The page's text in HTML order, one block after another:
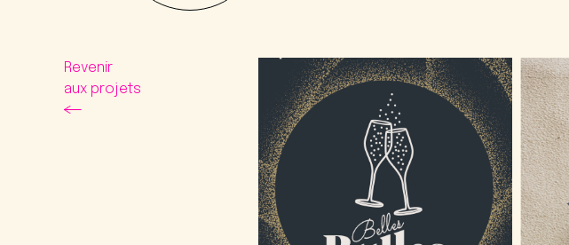
Revenir
aux projets